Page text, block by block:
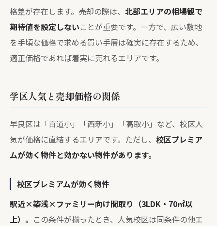
格差が存在します。売却の際は、 北部エリアの相場観で
期待値を設定しないことが重要です。一方で、広い敷地
を手頃な価格で求める買い手層は確実に存在するため、
適正価格であれば着実に売れるエリアです。
学区人気と売却価格の関係
早良区は「百道小」「西新小」「高取小」など、校区人
気が価格に直結するエリアです。ただし、 校区プレミア
ムが効く物件と効かない物件があります。
校区プレミアムが効く物件
駅近×築浅×ファミリー向け間取り（3LDK・70㎡以
上）。 この条件が揃ったとき、人気校区は同条件の他エ